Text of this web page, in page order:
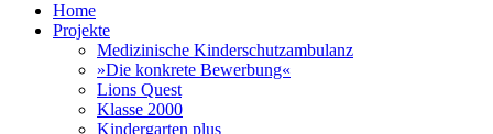
Home
Projekte
Medizinische Kinderschutzambulanz
»Die konkrete Bewerbung«
Lions Quest
Klasse 2000
Kindergarten plus